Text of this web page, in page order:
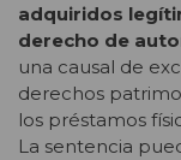
adquiridos
derecho de
una causal de
derechos
los préstamos
La sentencia